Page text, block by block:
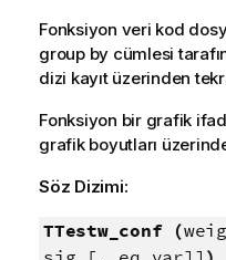
Fonksiyon veri kod
group by cümlesi
dizi kayıt üzerinden
Fonksiyon bir grafik
grafik boyutları
Söz Dizimi:
TTestw_conf (